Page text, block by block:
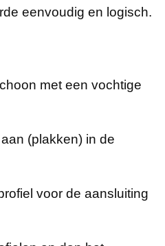
eenvoudig en logisch.
met een vochtige
(plakken) in de
voor de aansluiting